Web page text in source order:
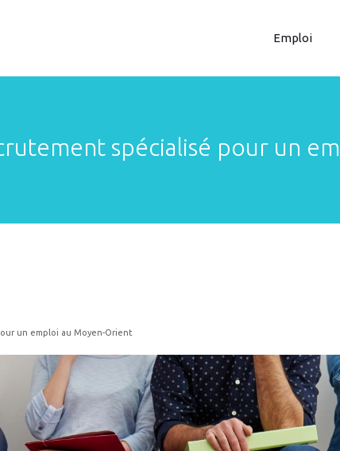
Emploi
spécialisé pour un
un emploi au Moyen-Orient